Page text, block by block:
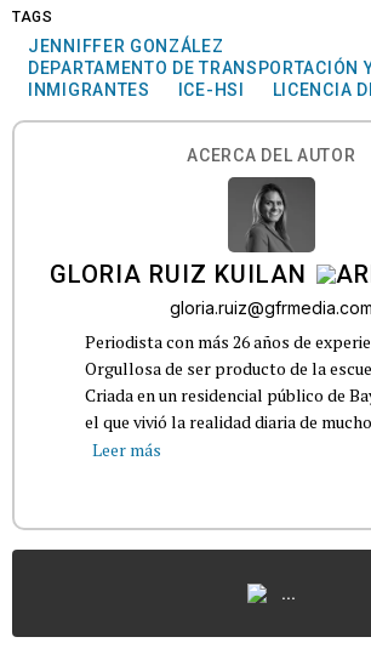
TAGS
JENNIFFER GONZÁLEZ
DEPARTAMENTO DE TRANSPORTACIÓN
INMIGRANTES
ICE-HSI LICENCIA
ACERCA DEL AUTOR
GLORIA RUIZ KUILAN
gloria.ruiz@gfrmedia.com
Periodista con más 26 años de
Orgullosa de ser producto de la
Criada en un residencial público de
el que vivió la realidad diaria de
Leer más
...